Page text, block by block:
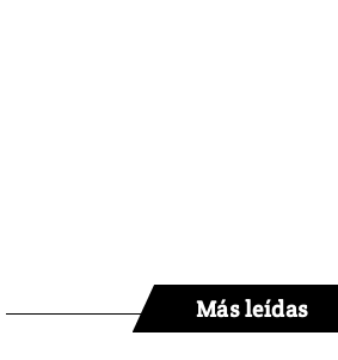
Más leídas